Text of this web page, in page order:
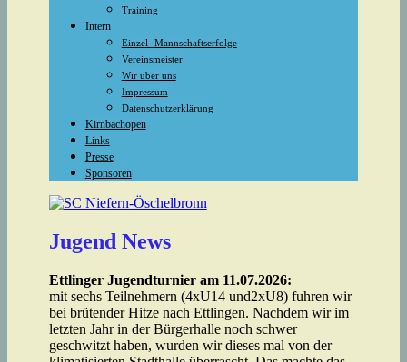
Training
Intern
Einzel- Mannschaftserfolge
Vereinsmeister
Wir über uns
Impressum
Datenschutzerklärung
Kirnbachopen
Links
Presse
Sponsoren
Jugend News
Ettlinger Jugendturnier am 11.07.2026:
mit sechs Teilnehmern (4xU14 und2xU8) fuhren wir
bei brütender Hitze nach Ettlingen. Nachdem wir im
letzten Jahr in der Bürgerhalle noch schwer
geschwitzt haben, wurden wir dieses mal von der